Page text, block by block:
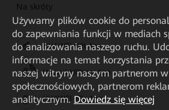
Na skróty
HUAWEI eKit App
Huawei HiKnow App
HUAWEI eFly App
Używamy plików cookie do
do zapewniania funkcji w mediach
do analizowania naszego ruchu.
informacje na temat korzystania
naszej witryny naszym partnerom
społecznościowych, partnerom
analitycznym. Dowiedz się więcej